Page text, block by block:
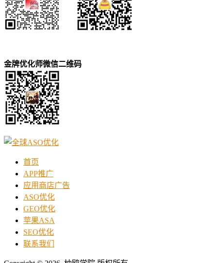
金牌优化师微信二维码
首页
APP推广
应用商店广告
ASO优化
GEO优化
苹果ASA
SEO优化
联系我们